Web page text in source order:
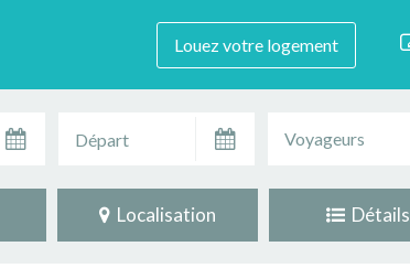
Louez votre logement
Voyageurs
Localisation Détails